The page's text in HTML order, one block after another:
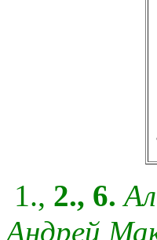
1., 2., 6.
Андрей